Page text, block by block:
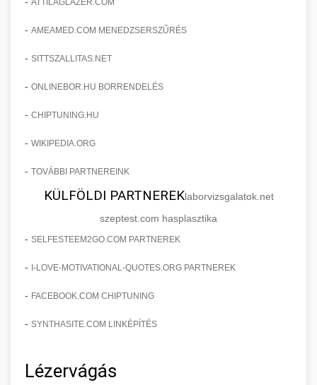
ATTILAGLAZER.COM
- AMEAMED.COM MENEDZSERSZŰRÉS
- SITTSZALLITAS.NET
- ONLINEBOR.HU BORRENDELÉS
- CHIPTUNING.HU
- WIKIPEDIA.ORG
- TOVÁBBI PARTNEREINK
KÜLFÖLDI PARTNEREKlaborvizsgalatok.net
szeptest.com hasplasztika
- SELFESTEEM2GO.COM PARTNEREK
- I-LOVE-MOTIVATIONAL-QUOTES.ORG PARTNEREK
- FACEBOOK.COM CHIPTUNING
- SYNTHASITE.COM LINKÉPÍTÉS
Lézervágás